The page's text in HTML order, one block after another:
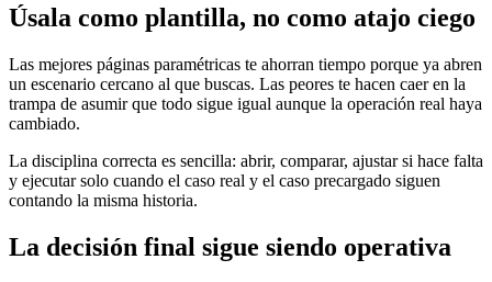
Úsala como plantilla, no como atajo ciego
Las mejores páginas paramétricas te ahorran tiempo porque ya abren
un escenario cercano al que buscas. Las peores te hacen caer en la
trampa de asumir que todo sigue igual aunque la operación real haya
cambiado.
La disciplina correcta es sencilla: abrir, comparar, ajustar si hace falta
y ejecutar solo cuando el caso real y el caso precargado siguen
contando la misma historia.
La decisión final sigue siendo operativa